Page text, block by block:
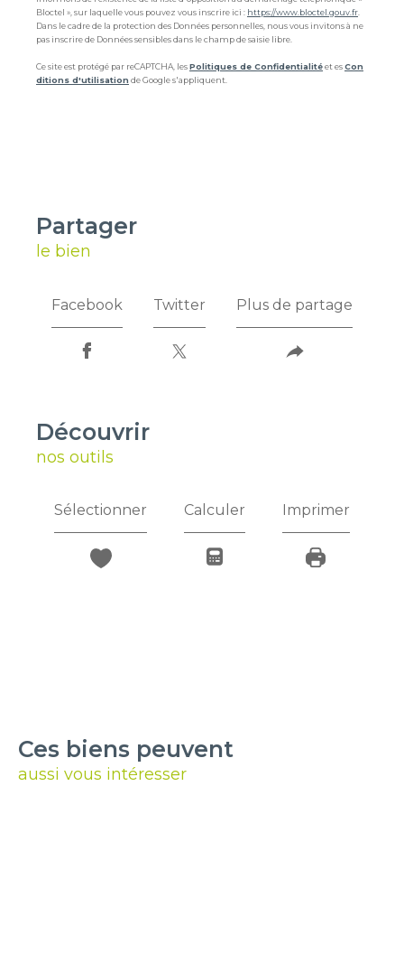
Bloctel », sur laquelle vous pouvez vous inscrire ici : https://www.bloctel.gouv.fr.
Dans le cadre de la protection des Données personnelles, nous vous invitons à ne
pas inscrire de Données sensibles dans le champ de saisie libre.
Ce site est protégé par reCAPTCHA, lesPolitiques de Confidentialitéet esCon
ditions d'utilisation de Google s'appliquent.
partager
le bien
Facebook Twitter Plus de partage
découvrir
nos outils
Sélectionner Calculer Imprimer
Ces biens peuvent
aussi vous intéresser